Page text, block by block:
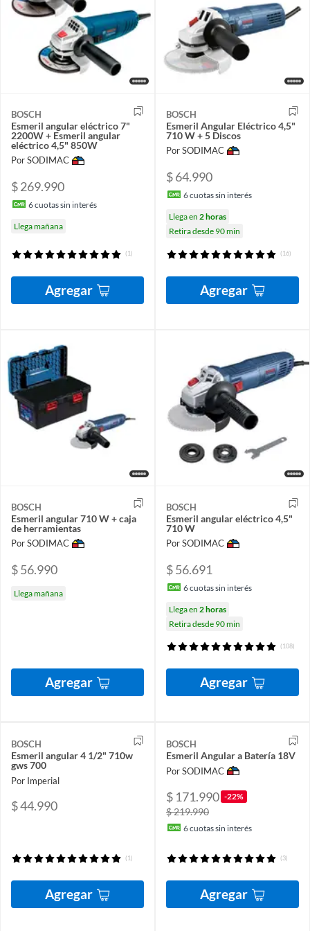
BOSCH
Esmeril angular eléctrico 7"
2200W + Esmeril angular
eléctrico 4,5" 850W
Por SODIMAC
$ 269.990
6cuotas sin interés
Llega mañana
(1)
Agregar
BOSCH
Esmeril Angular Eléctrico 4,5"
710 W + 5 Discos
Por SODIMAC
$ 64.990
6cuotas sin interés
Llega en 2 horas
Retira desde 90 min
(16)
Agregar
BOSCH
Esmeril angular 710 W + caja
de herramientas
Por SODIMAC
$ 56.990
Llega mañana
Agregar
BOSCH
Esmeril angular eléctrico 4,5"
710 W
Por SODIMAC
$ 56.691
6cuotas sin interés
Llega en 2 horas
Retira desde 90 min
(108)
Agregar
BOSCH
Esmeril angular 4 1/2" 710w
gws 700
Por Imperial
$ 44.990
(1)
Agregar
BOSCH
Esmeril Angular a Batería 18V
Por SODIMAC
$ 171.990 -22%
$ 219.990
6cuotas sin interés
(3)
Agregar